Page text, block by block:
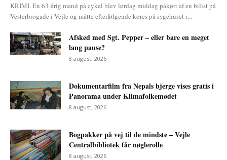
KRIMI. En 63-årig mand på cykel blev lørdag middag påkørt af en bilist på
Vesterbrogade i Vejle og måtte efterfølgende køres på sygehuset i...
Afsked med Sgt. Pepper – eller bare en meget
lang pause?
8 august, 2026
Dokumentarfilm fra Nepals bjerge vises gratis i
Panorama under Klimafolkemødet
8 august, 2026
Bogpakker på vej til de mindste – Vejle
Centralbibliotek får nøglerolle
8 august, 2026